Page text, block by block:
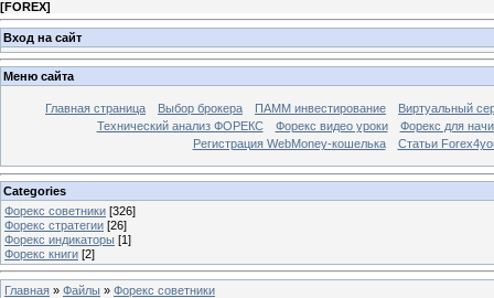
[FOREX]
Вход на сайт
Меню сайта
Главная страница Выбор брокера ПАММ инвестирование
Виртуальный
Технический анализ ФОРЕКС
Форекс видео уроки
Форекс для
Регистрация WebMoney-кошелька
Статьи
Categories
Форекс cоветники [326]
Форекс стратегии [26]
Форекс индикаторы [1]
Форекс книги [2]
Главная » Файлы » Форекс cоветники